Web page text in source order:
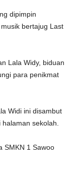
dipimpin
bertajug Last
Lala Widy, biduan
para penikmat
Widi ini disambut
sekolah.
SMKN 1 Sawoo